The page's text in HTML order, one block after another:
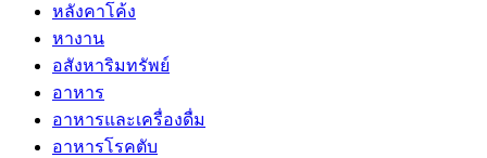
หลังคาโค้ง
หางาน
อสังหาริมทรัพย์
อาหาร
อาหารและเครื่องดื่ม
อาหารโรคตับ